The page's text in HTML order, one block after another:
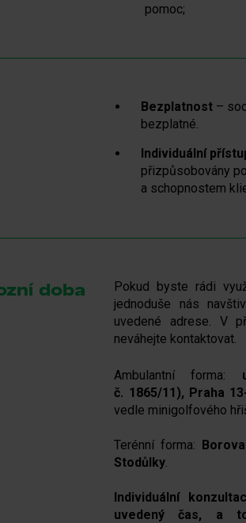
pomoc;
Bezplatnost–
bezplatné.
Individuální
přizpůsobovány
a schopnostem
doba
Pokud byste rádi
jednoduše nás
uvedené adrese. V
neváhejte kontaktovat.
Ambulantní forma:
č. 1865/11), Praha
vedle minigolfového
Terénní forma:
Stodůlky.
Individuální
uvedený čas, a